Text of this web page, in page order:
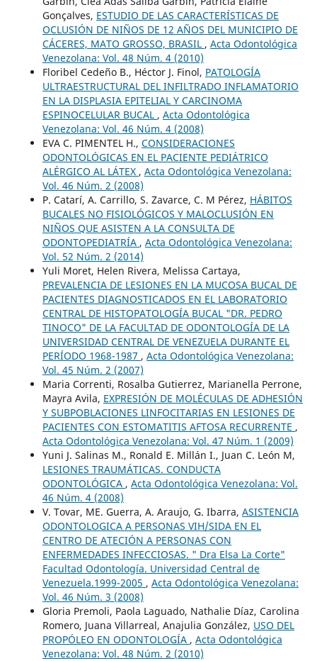
Gonçalves, ESTUDIO DE LAS CARACTERÍSTICAS DE
OCLUSIÓN DE NIÑOS DE 12 AÑOS DEL MUNICIPIO DE
CÁCERES, MATO GROSSO, BRASIL , Acta Odontológica
Venezolana: Vol. 48 Núm. 4 (2010)
Floribel Cedeño B., Héctor J. Finol, PATOLOGÍA
ULTRAESTRUCTURAL DEL INFILTRADO INFLAMATORIO
EN LA DISPLASIA EPITELIAL Y CARCINOMA
ESPINOCELULAR BUCAL , Acta Odontológica
Venezolana: Vol. 46 Núm. 4 (2008)
EVA C. PIMENTEL H., CONSIDERACIONES
ODONTOLÓGICAS EN EL PACIENTE PEDIÁTRICO
ALÉRGICO AL LÁTEX , Acta Odontológica Venezolana:
Vol. 46 Núm. 2 (2008)
P. Catarí, A. Carrillo, S. Zavarce, C. M Pérez, HÁBITOS
BUCALES NO FISIOLÓGICOS Y MALOCLUSIÓN EN
NIÑOS QUE ASISTEN A LA CONSULTA DE
ODONTOPEDIATRÍA , Acta Odontológica Venezolana:
Vol. 52 Núm. 2 (2014)
Yuli Moret, Helen Rivera, Melissa Cartaya,
PREVALENCIA DE LESIONES EN LA MUCOSA BUCAL DE
PACIENTES DIAGNOSTICADOS EN EL LABORATORIO
CENTRAL DE HISTOPATOLOGÍA BUCAL "DR. PEDRO
TINOCO" DE LA FACULTAD DE ODONTOLOGÍA DE LA
UNIVERSIDAD CENTRAL DE VENEZUELA DURANTE EL
PERÍODO 1968-1987 , Acta Odontológica Venezolana:
Vol. 45 Núm. 2 (2007)
Maria Correnti, Rosalba Gutierrez, Marianella Perrone,
Mayra Avila, EXPRESIÓN DE MOLÉCULAS DE ADHESIÓN
Y SUBPOBLACIONES LINFOCITARIAS EN LESIONES DE
PACIENTES CON ESTOMATITIS AFTOSA RECURRENTE ,
Acta Odontológica Venezolana: Vol. 47 Núm. 1 (2009)
Yuni J. Salinas M., Ronald E. Millán I., Juan C. León M,
LESIONES TRAUMÁTICAS. CONDUCTA
ODONTOLÓGICA , Acta Odontológica Venezolana: Vol.
46 Núm. 4 (2008)
V. Tovar, ME. Guerra, A. Araujo, G. Ibarra, ASISTENCIA
ODONTOLOGICA A PERSONAS VIH/SIDA EN EL
CENTRO DE ATECIÓN A PERSONAS CON
ENFERMEDADES INFECCIOSAS. " Dra Elsa La Corte"
Facultad Odontología. Universidad Central de
Venezuela.1999-2005 , Acta Odontológica Venezolana:
Vol. 46 Núm. 3 (2008)
Gloria Premoli, Paola Laguado, Nathalie Díaz, Carolina
Romero, Juana Villarreal, Anajulia González, USO DEL
PROPÓLEO EN ODONTOLOGÍA , Acta Odontológica
Venezolana: Vol. 48 Núm. 2 (2010)